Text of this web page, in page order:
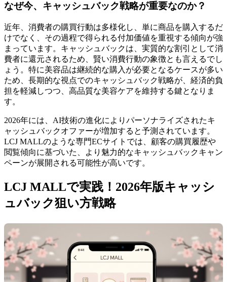
なぜ今、キャッシュバック戦略が重要なのか？
近年、消費者の購買行動は多様化し、単に商品を購入するだ
けでなく、その過程で得られる付加価値を重視する傾向が強
まっています。キャッシュバックは、実質的な割引として消
費者に還元されるため、賢い消費行動の象徴とも言えるでし
ょう。特に美容品は継続的な購入が必要となるケースが多い
ため、長期的な視点でのキャッシュバック戦略が、経済的負
担を軽減しつつ、高品質な美容ケアを維持する鍵となりま
す。
2026年には、AI技術の進化によりパーソナライズされたキ
ャッシュバックオファーが増加すると予測されています。
LCJ MALLのような専門ECサイトでは、顧客の購買履歴や
閲覧傾向に基づいた、より魅力的なキャッシュバックキャン
ペーンが展開される可能性が高いです。
LCJ MALLで実践！2026年版キャッシ
ュバック狙い方戦略